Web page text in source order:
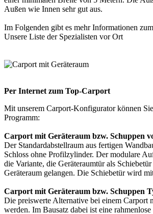
Außen wie Innen sehr gut aus.
Im Folgenden gibt es mehr Informationen
Unsere Liste der Spezialisten vor Ort
Per Internet zum Top-Carport
Mit unserem Carport-Konfiguratorkönnen
Programm:
Carport mit Geräteraum bzw. Schuppen
Der Standardabstellraum aus fertigen
Schloss ohne Profilzylinder. Der modulare
die Variante, die Geräteraumtür als
Geräteraum gelangen. Die Schiebetür wird
Carport mit Geräteraum bzw. Schuppen
Die preiswerte Alternative bei einem Carport
werden. Im Bausatz dabei ist eine